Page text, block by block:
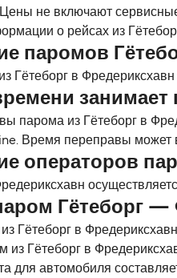
Цены не включают
о рейсах из
паромов
Гётеборг в
занимает
парома из Гётеборг в
Время переправы может
операторов
Гётеборг —
Гётеборг в
из Гётеборг в
для автомобиля